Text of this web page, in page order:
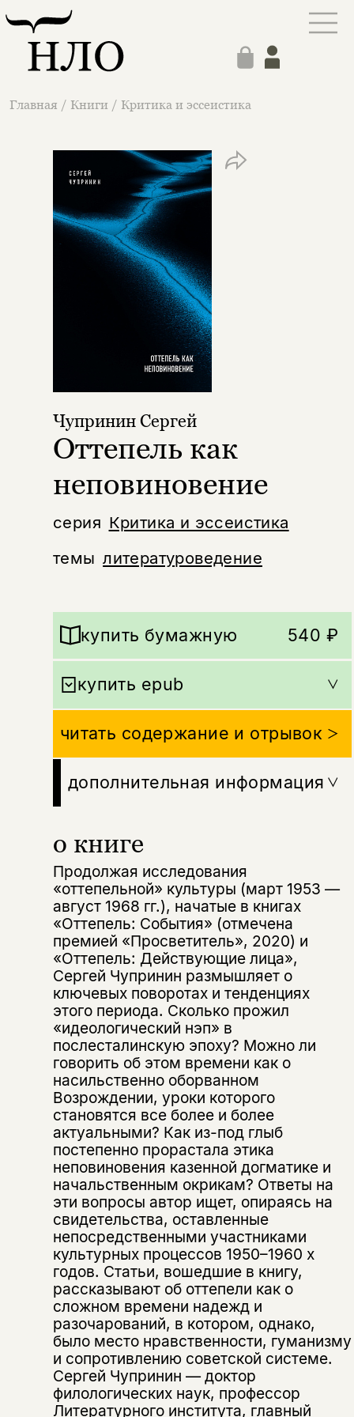
Главная / Книги / Критика и эссеистика
серия Критика и эссеистика
темы литературоведение
Чупринин Сергей
Оттепель как
неповиновение
о книге
Продолжая исследования
«оттепельной» культуры (март 1953 —
август 1968 гг.), начатые в книгах
«Оттепель: События» (отмечена
премией «Просветитель», 2020) и
«Оттепель: Действующие лица»,
Сергей Чупринин размышляет о
ключевых поворотах и тенденциях
этого периода. Сколько прожил
«идеологический нэп» в
послесталинскую эпоху? Можно ли
говорить об этом времени как о
насильственно оборванном
Возрождении, уроки которого
становятся все более и более
актуальными? Как из-под глыб
постепенно прорастала этика
неповиновения казенной догматике и
начальственным окрикам? Ответы на
эти вопросы автор ищет, опираясь на
свидетельства, оставленные
непосредственными участниками
культурных процессов 1950–1960 х
годов. Статьи, вошедшие в книгу,
рассказывают об оттепели как о
сложном времени надежд и
разочарований, в котором, однако,
было место нравственности, гуманизму
и сопротивлению советской системе.
Сергей Чупринин — доктор
филологических наук, профессор
Литературного института, главный
купить бумажную 540 ₽
купить epub
читать содержание и отрывок
дополнительная информация
Подписка на рассылку
Раз в неделю мы отправляем рассылку
о книгах и событиях «НЛО».
За подписку дарим промокод на
Этой книги временно
нет в продаже.
Вы можете подписаться на
уведомления, и при поступлении книги
на склад получить письмо на указанный